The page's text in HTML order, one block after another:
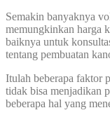
Semakin banyaknya
memungkinkan harga
baiknya untuk
tentang pembuatan
Itulah beberapa faktor
tidak bisa menjadikan
beberapa hal yang